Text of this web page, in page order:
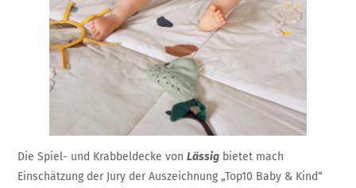
Die Spiel- und Krabbeldecke vonLässig bietet mach
Einschätzung der Jury der Auszeichnung „Top10 Baby & Kind“